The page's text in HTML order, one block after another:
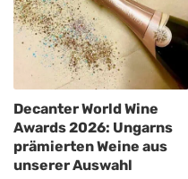
Decanter World Wine
Awards 2026: Ungarns
prämierten Weine aus
unserer Auswahl